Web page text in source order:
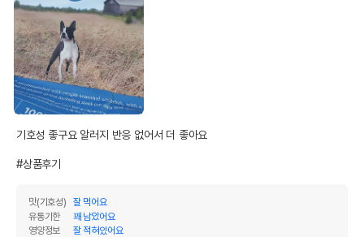
기호성 좋구요 알러지 반응 없어서 더 좋아요
#상품후기
맛(기호성)
잘 먹어요
유통기한
꽤 남았어요
영양정보
잘 적혀있어요